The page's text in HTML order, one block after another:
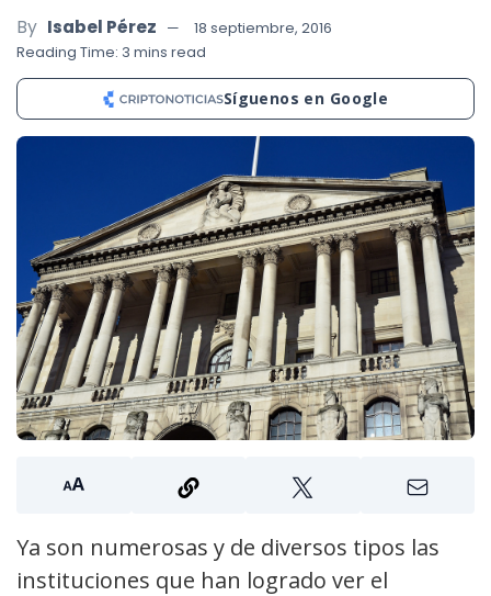
By Isabel Pérez
18 septiembre, 2016
Reading Time: 3 mins read
Síguenos en Google
Ya son numerosas y de diversos tipos las
instituciones que han logrado ver el